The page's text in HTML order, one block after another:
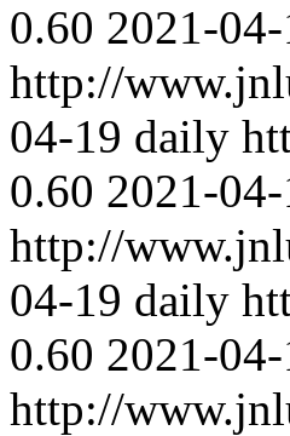
0.60 2021-
http://
04-19 daily
0.60 2021-
http://
04-19 daily
0.60 2021-
http://